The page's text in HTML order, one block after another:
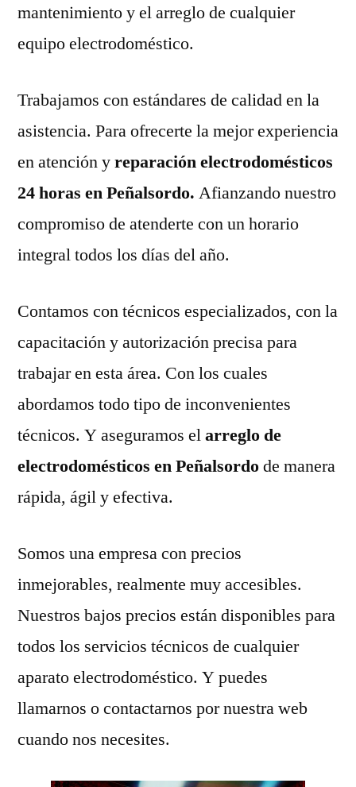
mantenimiento y el arreglo de cualquier
equipo electrodoméstico.
Trabajamos con estándares de calidad en la
asistencia. Para ofrecerte la mejor experiencia
en atención yreparación electrodomésticos
24 horas en Peñalsordo. Afianzando nuestro
compromiso de atenderte con un horario
integral todos los días del año.
Contamos con técnicos especializados, con la
capacitación y autorización precisa para
trabajar en esta área. Con los cuales
abordamos todo tipo de inconvenientes
técnicos. Y aseguramos elarreglo de
electrodomésticos en Peñalsordode manera
rápida, ágil y efectiva.
Somos una empresa con precios
inmejorables, realmente muy accesibles.
Nuestros bajos precios están disponibles para
todos los servicios técnicos de cualquier
aparato electrodoméstico. Y puedes
llamarnos o contactarnos por nuestra web
cuando nos necesites.